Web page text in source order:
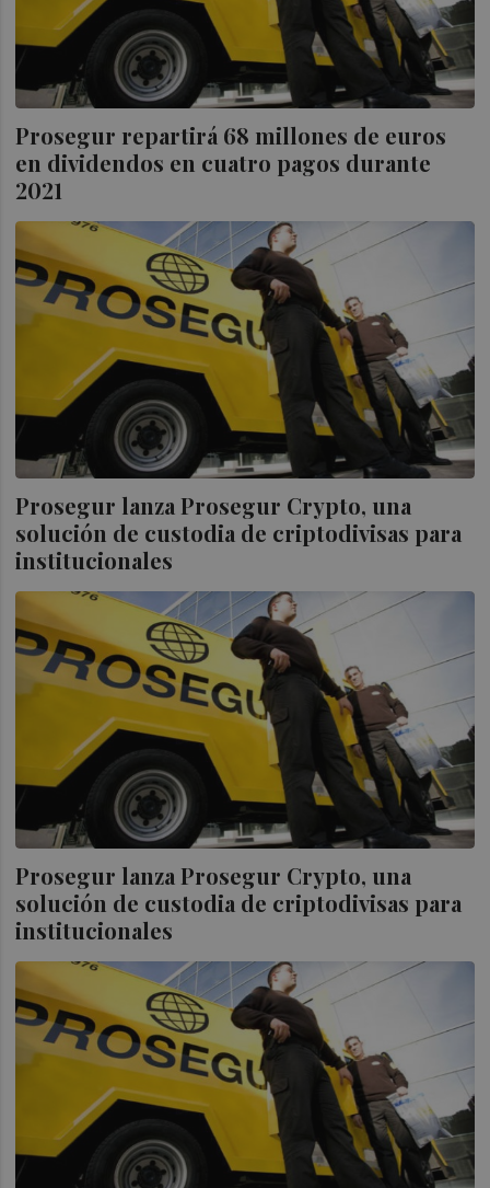
Prosegur repartirá 68 millones de euros
en dividendos en cuatro pagos durante
2021
Prosegur lanza Prosegur Crypto, una
solución de custodia de criptodivisas para
institucionales
Prosegur lanza Prosegur Crypto, una
solución de custodia de criptodivisas para
institucionales